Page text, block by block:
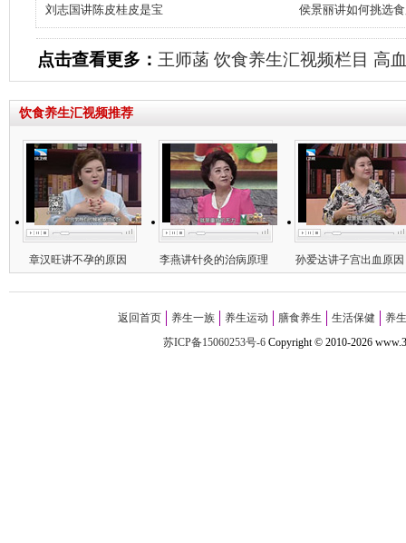
刘志国讲陈皮桂皮是宝
侯景丽讲如何挑选
点击查看更多： 王师菡 饮食养生汇视频栏目 高
饮食养生汇视频推荐
章汉旺讲不孕的原因 李燕讲针灸的治病原理 孙爱达讲子宫出血原因
返回首页 养生一族 养生运动 膳食养生 生活保健
养
苏ICP备15060253号-6Copyright©2010-2026